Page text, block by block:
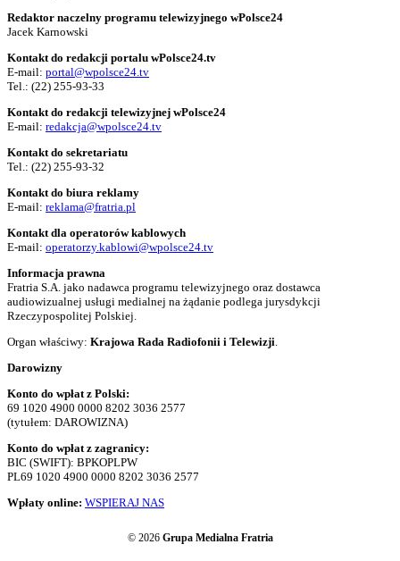
Redaktor naczelny programu telewizyjnego wPolsce24
Jacek Karnowski
Kontakt do redakcji portalu wPolsce24.tv
E-mail: portal@wpolsce24.tv
Tel.: (22) 255-93-33
Kontakt do redakcji telewizyjnej wPolsce24
E-mail: redakcja@wpolsce24.tv
Kontakt do sekretariatu
Tel.: (22) 255-93-32
Kontakt do biura reklamy
E-mail: reklama@fratria.pl
Kontakt dla operatorów kablowych
E-mail: operatorzy.kablowi@wpolsce24.tv
Informacja prawna
Fratria S.A. jako nadawca programu telewizyjnego oraz dostawca
audiowizualnej usługi medialnej na żądanie podlega jurysdykcji
Rzeczypospolitej Polskiej.
Organ właściwy: Krajowa Rada Radiofonii i Telewizji.
Darowizny
Konto do wpłat z Polski:
69 1020 4900 0000 8202 3036 2577
(tytułem: DAROWIZNA)
Konto do wpłat z zagranicy:
BIC (SWIFT): BPKOPLPW
PL69 1020 4900 0000 8202 3036 2577
Wpłaty online: WSPIERAJ NAS
© 2026 Grupa Medialna Fratria